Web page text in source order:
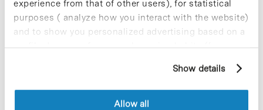
experience from that of other users), for statistical
purposes ( analyze how you interact with the website)
and to show you personalized advertising based on a
profile drawn up from your browsing habits (for
cookies, you can consult the website's Cookie Policy.
Show details
Allow all
(RSC) amb motiu de l’inici de curs de la
XII edició del “Màster en Responsabilitat
Social Corporativa, Comptabilitat i